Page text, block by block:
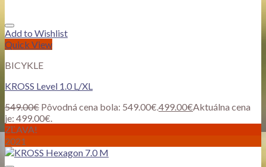
Add to Wishlist
Quick View
BICYKLE
KROSS Level 1.0 L/XL
549.00€ Pôvodná cena bola: 549.00€. 499.00€Aktuálna cena
je: 499.00€.
ZĽAVA!
2021